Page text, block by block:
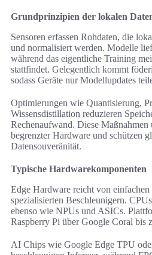
Grundprinzipien der lokalen
Sensoren erfassen Rohdaten, die
und normalisiert werden. Modelle
während das eigentliche Training
stattfindet. Gelegentlich kommt
sodass Geräte nur Modellupdates
Optimierungen wie Quantisierung,
Wissensdistillation reduzieren
Rechenaufwand. Diese
begrenzter Hardware und schützen
Datensouveränität.
Typische Hardwarekomponenten
Edge Hardware reicht von einfachen
spezialisierten Beschleunigern.
ebenso wie NPUs und ASICs.
Raspberry Pi über Google Coral bis
AI Chips wie Google Edge TPU